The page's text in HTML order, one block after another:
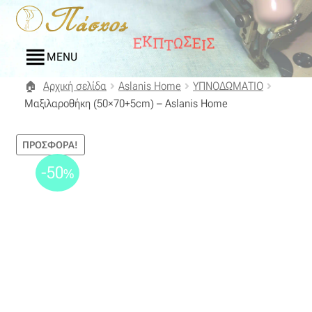
Απευθείας
μετάβαση
στην
πλοήγηση
Μετάβαση
σε
περιεχόμενο
MENU
Αρχική
Compare
Αρχική σελίδα Aslanis Home
ΥΠΝΟΔΩΜΑΤΙΟ
Μαξιλαροθήκη (50×70+5cm) – Aslanis Home
ΠΡΟΣΦΟΡΆ!
-50%